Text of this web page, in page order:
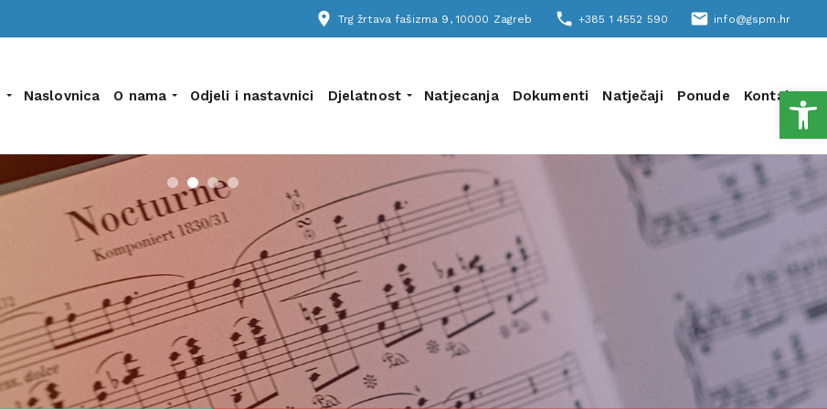
place Trg žrtava fašizma 9, 10000 Zagreb phone +385 1 4552 590 email info@gspm.hr
Naslovnica O nama Odjeli i nastavnici Djelatnost Natjecanja Dokumenti Natječaji Ponude Kontakt